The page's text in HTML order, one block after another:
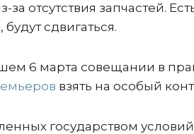
за отсутствия запчастей.
сдвигаться.
6 марта совещании в
взять на особый
государством